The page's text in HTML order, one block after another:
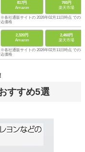
817円
Amazon
765円
楽天市場
※各社通販サイトの 2026年02月11日時点 での税
込価格
2,320円
Amazon
2,460円
楽天市場
※各社通販サイトの 2026年02月11日時点 での税
込価格
すすめ5選